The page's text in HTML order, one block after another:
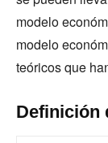
modelo
modelo
teóricos que
Definición